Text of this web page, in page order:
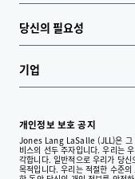
당신의 필요성
기업
개인정보 보호 공지
Jones Lang LaSalle (JLL)은 그
비스의 선두 주자입니다. 우리는
각합니다. 일반적으로 우리가 당
목적입니다. 우리는 적절한 수준